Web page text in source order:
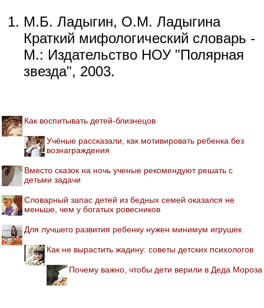
М.Б. Ладыгин, О.М. Ладыгина
Краткий мифологический словарь -
М.: Издательство НОУ "Полярная
звезда", 2003.
Как воспитывать детей-близнецов
Учёные рассказали, как мотивировать ребенка без
вознаграждения
Вместо сказок на ночь ученые рекомендуют решать с
детьми задачи
Словарный запас детей из бедных семей оказался не
меньше, чем у богатых ровесников
Для лучшего развития ребенку нужен минимум игрушек
Как не вырастить жадину: советы детских психологов
Почему важно, чтобы дети верили в Деда Мороза